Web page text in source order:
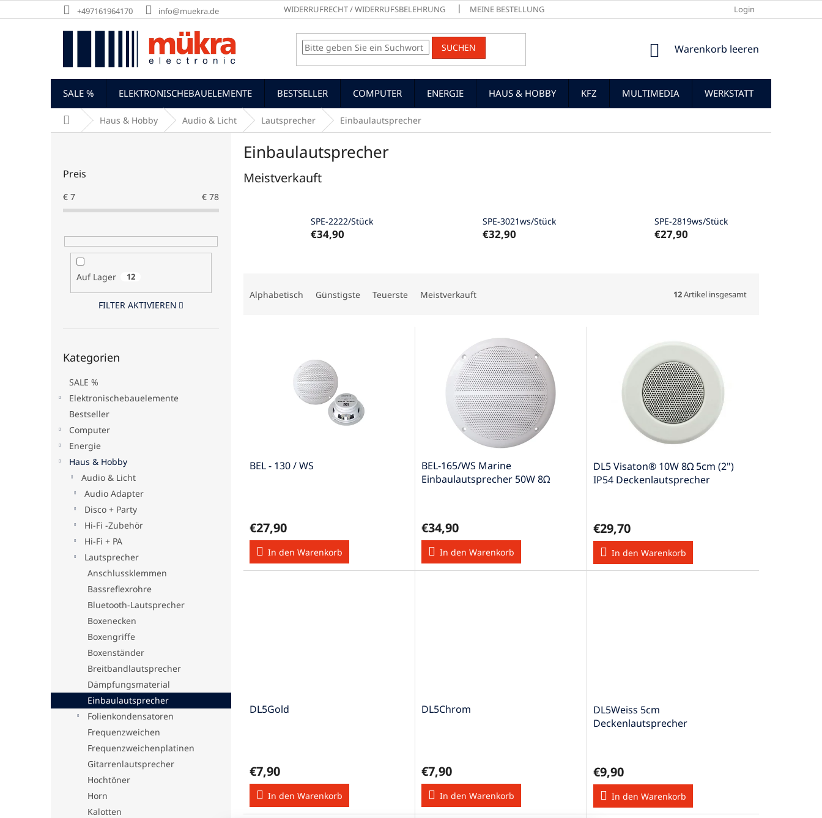
Inhalt
+497161964170 info@muekra.de WIDERRUFRECHT / WIDERRUFSBELEHRUNG MEINE BESTELLUNG Login
SUCHEN WARENKORB
Warenkorb leeren
SALE % ELEKTRONISCHEBAUELEMENTE BESTSELLER COMPUTER ENERGIE HAUS & HOBBY KFZ MULTIMEDIA WERKSTATT
StartseiteHaus & Hobby Audio & Licht Lautsprecher Einbaulautsprecher
Preis
€ 7 € 78
Auf Lager 12
FILTER AKTIVIEREN
überspringen
Kategorien
SALE %
Elektronischebauelemente
Bestseller
Computer
Energie
Haus & Hobby
Audio & Licht
Audio Adapter
Disco + Party
Hi-Fi -Zubehör
Hi-Fi + PA
Lautsprecher
Anschlussklemmen
Bassreflexrohre
Bluetooth-Lautsprecher
Boxenecken
Boxengriffe
Boxenständer
Breitbandlautsprecher
Dämpfungsmaterial
Einbaulautsprecher
Folienkondensatoren
Frequenzweichen
Frequenzweichenplatinen
Gitarrenlautsprecher
Hochtöner
Horn
Kalotten
Einbaulautsprecher
Meistverkauft
SPE-2222/Stück
€34,90
SPE-3021ws/Stück
€32,90
SPE-2819ws/Stück
€27,90
Alphabetisch Günstigste Teuerste Meistverkauft 12Artikel insgesamt
BEL - 130 / WS
€27,90
In den Warenkorb
BEL-165/WS Marine
Einbaulautsprecher 50W 8Ω
€34,90
In den Warenkorb
DL5 Visaton® 10W 8Ω 5cm (2")
IP54 Deckenlautsprecher
€29,70
In den Warenkorb
DL5Gold
€7,90
In den Warenkorb
DL5Chrom
€7,90
In den Warenkorb
DL5Weiss 5cm
Deckenlautsprecher
€9,90
In den Warenkorb